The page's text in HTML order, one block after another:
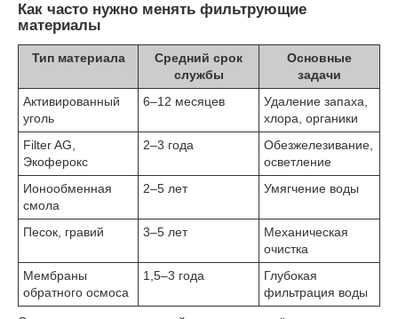
Как часто нужно менять фильтрующие
материалы
Тип материала
Средний срок
службы
Основные
задачи
Активированный
уголь
6–12 месяцев
Удаление запаха,
хлора, органики
Filter AG,
Экоферокс
2–3 года
Обезжелезивание,
осветление
Ионообменная
смола
2–5 лет Умягчение воды
Песок, гравий 3–5 лет
Механическая
очистка
Мембраны
обратного осмоса
1,5–3 года
Глубокая
фильтрация воды